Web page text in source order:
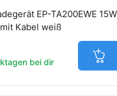
EP-TA200EWE 15W
Kabel weiß
bei dir